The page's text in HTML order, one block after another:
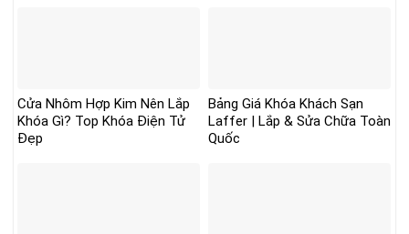
Cửa Nhôm Hợp Kim Nên Lắp
Khóa Gì? Top Khóa Điện Tử
Đẹp
Bảng Giá Khóa Khách Sạn
Laffer | Lắp & Sửa Chữa Toàn
Quốc